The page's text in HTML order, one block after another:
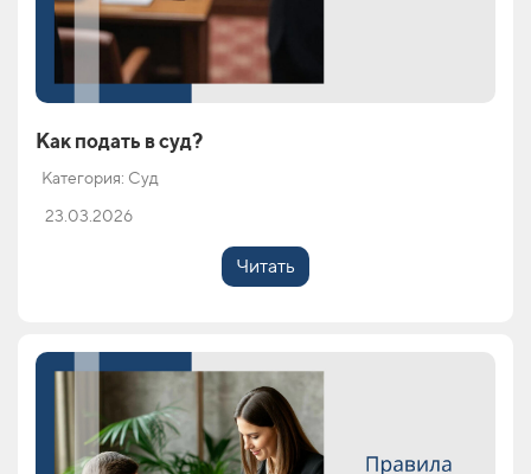
Как подать в суд?
Категория: Суд
23.03.2026
Читать